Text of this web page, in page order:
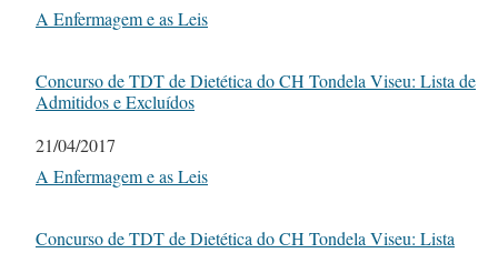
In relation to
A Enfermagem e as Leis
Concurso de TDT de Dietética do CH Tondela Viseu: Lista de
Admitidos e Excluídos
Date
21/04/2017
In relation to
A Enfermagem e as Leis
Concurso de TDT de Dietética do CH Tondela Viseu: Lista